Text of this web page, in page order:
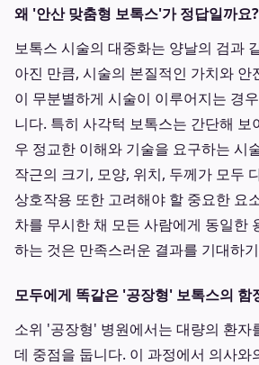
왜 '안산 맞춤형 보톡스'가 정답일까요?
보톡스 시술의 대중화는 양날의 검과
아진 만큼, 시술의 본질적인 가치와 안
이 무분별하게 시술이 이루어지는 경
니다. 특히 사각턱 보톡스는 간단해 보
우 정교한 이해와 기술을 요구하는 시
작근의 크기, 모양, 위치, 두께가 모두
상호작용 또한 고려해야 할 중요한 요
차를 무시한 채 모든 사람에게 동일한
하는 것은 만족스러운 결과를 기대하
모두에게 똑같은 '공장형' 보톡스의 함
소위 '공장형' 병원에서는 대량의 환자
데 중점을 둡니다. 이 과정에서 의사와